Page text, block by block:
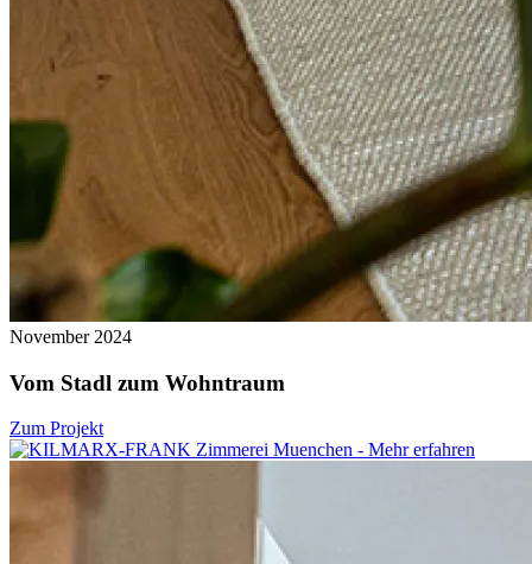
November 2024
Vom Stadl zum Wohntraum
Zum Projekt